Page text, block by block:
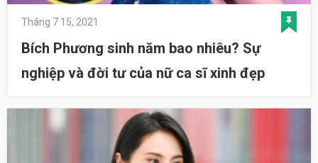
Tháng 7 15, 2021
Bích Phương sinh năm bao nhiêu? Sự
nghiệp và đời tư của nữ ca sĩ xinh đẹp